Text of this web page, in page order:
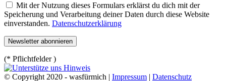
Mit der Nutzung dieses Formulars erklärst du dich mit der
Speicherung und Verarbeitung deiner Daten durch diese Website
einverstanden. Datenschutzerklärung
(* Pflichtfelder )
© Copyright 2020 - wasfürmich | Impressum | Datenschutz